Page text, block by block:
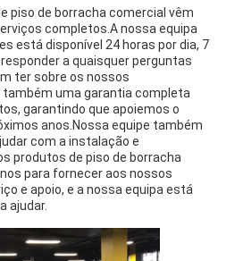
piso de borracha comercial vêm
completos.A nossa equipa
está disponível 24 horas por dia, 7
a quaisquer perguntas
ter sobre os nossos
uma garantia completa
garantindo que apoiemos o
anos.Nossa equipe também
com a instalação e
produtos de piso de borracha
para fornecer aos nossos
e apoio, e a nossa equipa está
ajudar.